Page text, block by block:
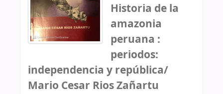
Historia de la
amazonia
peruana :
periodos:
independencia y república/
Mario Cesar Rios Zañartu